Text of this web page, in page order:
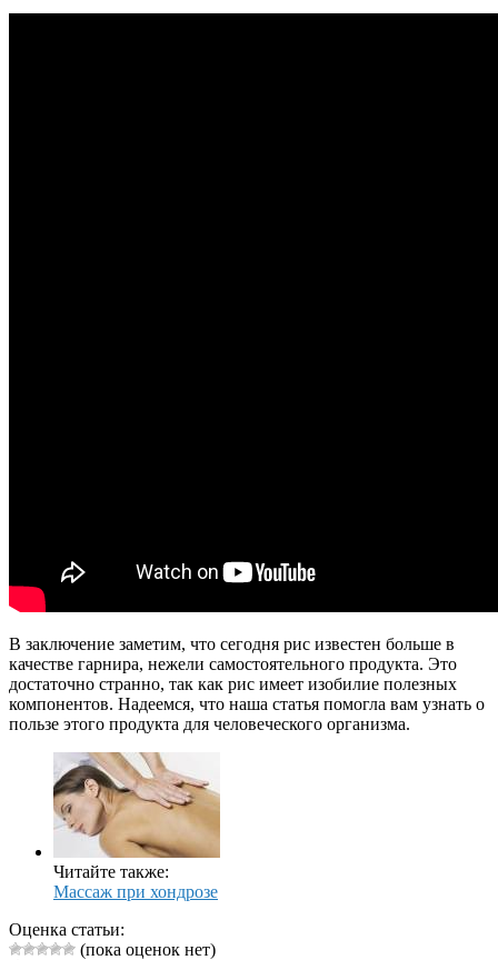
В заключение заметим, что сегодня рис известен больше в
качестве гарнира, нежели самостоятельного продукта. Это
достаточно странно, так как рис имеет изобилие полезных
компонентов. Надеемся, что наша статья помогла вам узнать о
пользе этого продукта для человеческого организма.
Читайте также:
Массаж при хондрозе
Оценка статьи:
(пока оценок нет)